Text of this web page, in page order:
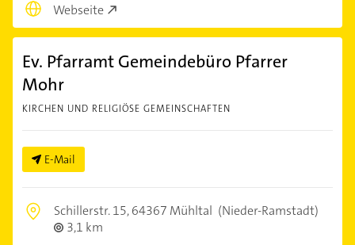
Webseite
Ev. Pfarramt Gemeindebüro Pfarrer
Mohr
KIRCHEN UND RELIGIÖSE GEMEINSCHAFTEN
E-Mail
Schillerstr. 15,64367 Mühltal (Nieder-Ramstadt)
3,1 km